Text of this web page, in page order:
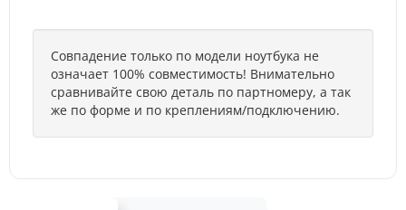
Совпадение только по модели ноутбука не
означает 100% совместимость! Внимательно
сравнивайте свою деталь по партномеру, а так
же по форме и по креплениям/подключению.